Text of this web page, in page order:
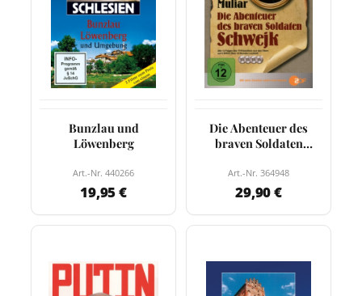
Bunzlau und
Löwenberg
Art.-Nr. 440266
19,95 €
Die Abenteuer des
braven Soldaten
Art.-Nr. 364948
29,90 €